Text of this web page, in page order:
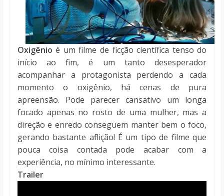
Oxigênioé um filme de ficção científica tenso do
início ao fim, é um tanto desesperador
acompanhar a protagonista perdendo a cada
momento o oxigênio, há cenas de pura
apreensão. Pode parecer cansativo um longa
focado apenas no rosto de uma mulher, mas a
direção e enredo conseguem manter bem o foco,
gerando bastante aflição! É um tipo de filme que
pouca coisa contada pode acabar com a
experiência, no mínimo interessante.
Trailer